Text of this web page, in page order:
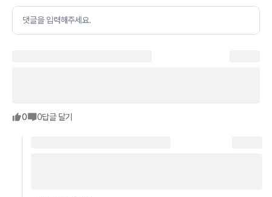
댓글을 입력해주세요.
0 0답글 달기